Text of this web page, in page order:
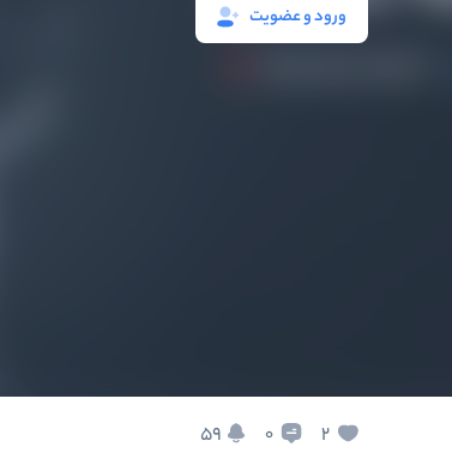
ورود و عضویت
2
0
59